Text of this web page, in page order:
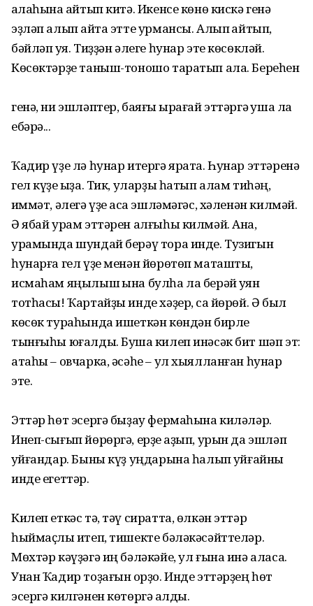
ҡалаһына ҡайтып китә. Икенсе көнө кискә генә
эҙләп алып ҡайта этте урмансы. Алып ҡайтып,
бәйләп ҡуя. Тиҙҙән әлеге һунар эте көсөкләй.
Көсөктәрҙе таныш-тоношо таратып ала. Береһен
генә, ни эшләптер, баяғы ҡырағай эттәргә ҡуша ла
ебәрә...
Ҡадир үҙе лә һунар итергә ярата. Һунар эттәренә
гел күҙе ҡыҙа. Тик, уларҙы һатып алам тиһәң,
ҡиммәт, әлегә үҙе аҡса эшләмәгәс, хәленән килмәй.
Ә ябай урам эттәрен алғыһы килмәй. Ана,
урамында шундай берәү тора инде. Тузигын
һунарға гел үҙе менән йөрөтөп маташты,
исмаһам яңылыш ҡына булһа ла берәй ҡуян
тотһасы! Ҡартайҙы инде хәҙер, саҡ йөрөй. Ә был
көсөк тураһында ишеткән көндән бирле
тынғыһы юғалды. Бушҡа килеп инәсәк бит шәп эт:
атаһы – овчарка, әсәһе – ул хыялланған һунар
эте.
Эттәр һөт эсергә быҙау фермаһына киләләр.
Инеп-сығып йөрөргә, ерҙе ҡаҙып, урын да эшләп
ҡуйғандар. Быны күҙ уңдарына һалып ҡуйғайны
инде егеттәр.
Килеп еткәс тә, тәү сиратта, өлкән эттәр
һыймаҫлыҡ итеп, тишекте бәләкәсәйттеләр.
Мөхтәр кәүҙәгә иң бәләкәйе, ул ғына инә аласаҡ.
Унан Ҡадир тоҙағын ҡорҙо. Инде эттәрҙең һөт
эсергә килгәнен көтөргә ҡалды.